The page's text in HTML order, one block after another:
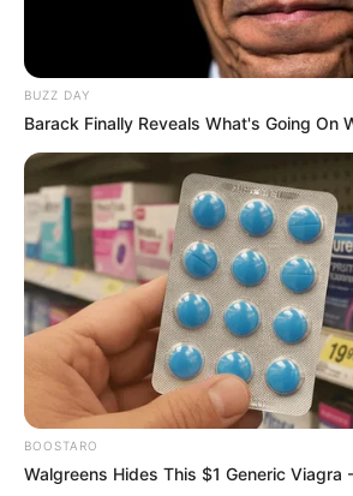
22:32 / 06 Avqust 2026
BUZZ DAY
Barack Finally Reveals What's Going On
BOOSTARO
Walgreens Hides This $1 Generic Viagra